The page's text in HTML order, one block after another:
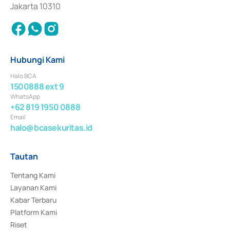
Jakarta 10310
Hubungi Kami
Halo BCA
1500888 ext 9
WhatsApp
+62 819 1950 0888
Email
halo@bcasekuritas.id
Tautan
Tentang Kami
Layanan Kami
Kabar Terbaru
Platform Kami
Riset